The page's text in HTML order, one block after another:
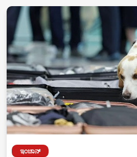
ಇಂಚಾನ್